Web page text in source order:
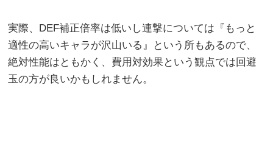
実際、DEF補正倍率は低いし連撃については『もっと
適性の高いキャラが沢山いる』という所もあるので、
絶対性能はともかく、費用対効果という観点では回避
玉の方が良いかもしれません。